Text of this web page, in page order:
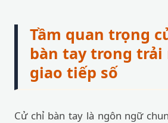
Tầm quan trọng
bàn tay trong trải
giao tiếp số
Cử chỉ bàn tay là ngôn ngữ